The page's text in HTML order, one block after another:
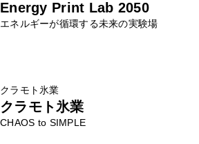
Energy Print Lab 2050
エネルギーが循環する未来の実験場
クラモト氷業
クラモト氷業
CHAOS to SIMPLE